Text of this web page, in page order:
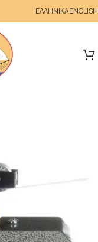
ΕΛΛΗΝΙΚΑENGLISH